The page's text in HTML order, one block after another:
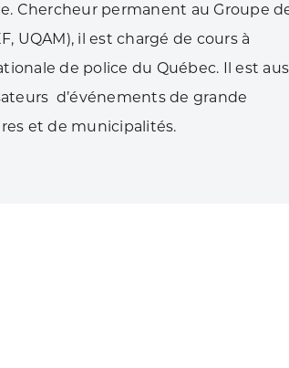
Chercheur permanent au Groupe
UQAM), il est chargé de cours à
de police du Québec. Il est
d’événements de grande
et de municipalités.